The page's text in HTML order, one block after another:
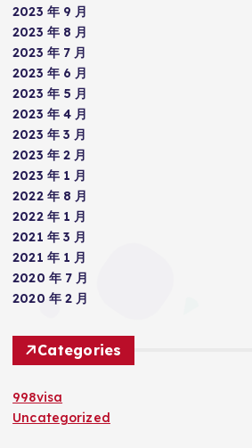
2023 年 9 月
2023 年 8 月
2023 年 7 月
2023 年 6 月
2023 年 5 月
2023 年 4 月
2023 年 3 月
2023 年 2 月
2023 年 1 月
2022 年 8 月
2022 年 1 月
2021 年 3 月
2021 年 1 月
2020 年 7 月
2020 年 2 月
Categories
998visa
Uncategorized